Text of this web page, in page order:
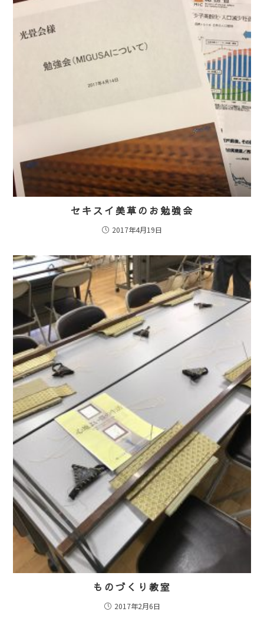
セキスイ美草のお勉強会
2017年4月19日
ものづくり教室
2017年2月6日